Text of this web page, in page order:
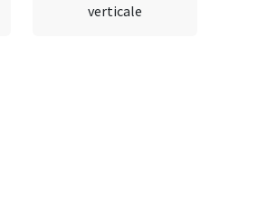
verticale